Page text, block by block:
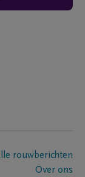
rouwberichten
Over ons